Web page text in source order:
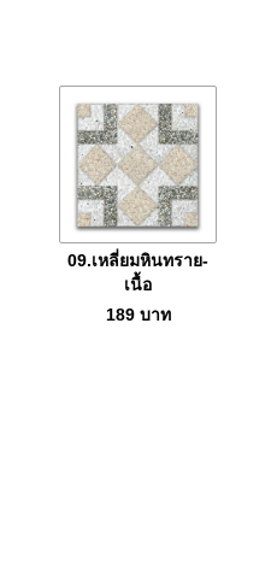
09.เหลี่ยมหินทราย-
เนื้อ
189 บาท